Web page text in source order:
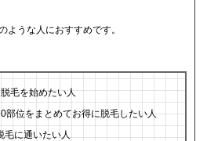
ような人におすすめです。
毛を始めたい人
部位をまとめてお得に脱毛したい人
毛に通いたい人